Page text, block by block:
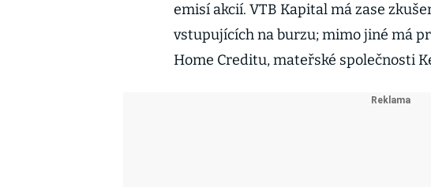
emisí akcií. VTB Kapital má zase
vstupujících na burzu; mimo jiné má
Home Creditu, mateřské společnosti